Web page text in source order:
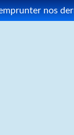
nos